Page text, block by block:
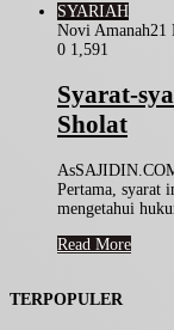
SYARIAH
Novi Amanah21
0 1,591
Syarat-
Sholat
Pertama, syarat
mengetahui
Read More
TERPOPULER